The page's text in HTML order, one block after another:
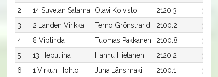
2 14 Suvelan Salama Olavi Koivisto 2120:3
3
2 Landen Vinkka Terno Grönstrand 2100:2
32,0
4
8 Viplinda Tuomas Pakkanen 2100:8
33,1
5
13 Hepuliina Hannu Hietanen 2120:2
32,4
6
1 Virkun Hohto Juha Länsimäki 2100:1
33,3